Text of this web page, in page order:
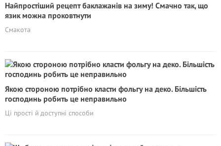
Найпростіший рецепт баклажанів на зиму! Смачно так, що
язик можна проковтнути
Смакота
Якою стороною потрібно класти фольгу на деко. Більшість
господинь робить це неправильно
Ці прості й доступні способи